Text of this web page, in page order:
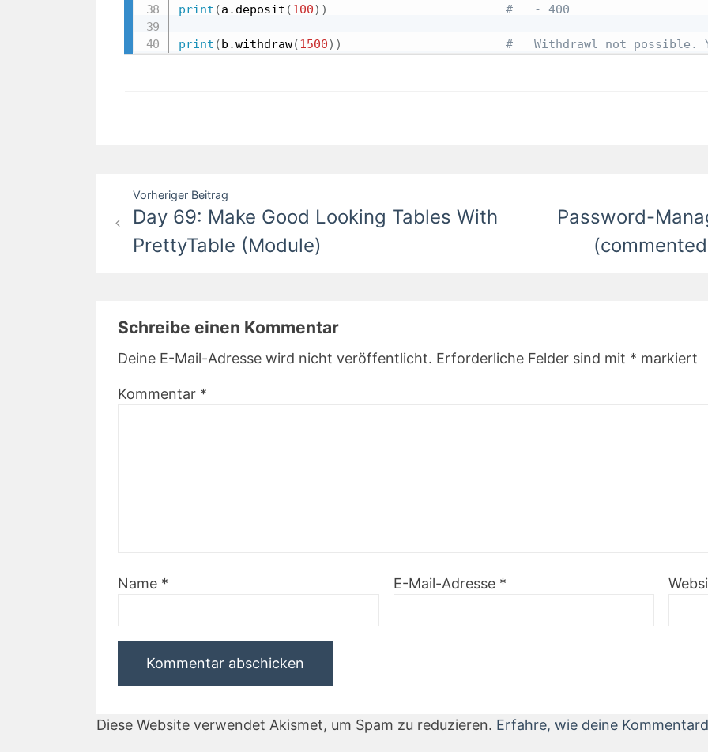
print (a . deposit (100) ) #   - 400
print (b .withdraw(1500) ) #   Withdrawl not possible.
Beitragsnavigation
Vorheriger Beitrag
Day 69: Make Good Looking Tables With
PrettyTable (Module)
Password-
Schreibe einen Kommentar
Deine E-Mail-Adresse wird nicht veröffentlicht. Erforderliche Felder sind mit * markiert
Kommentar *
Name * E-Mail-Adresse *
Diese Website verwendet Akismet, um Spam zu reduzieren. Erfahre, wie deine